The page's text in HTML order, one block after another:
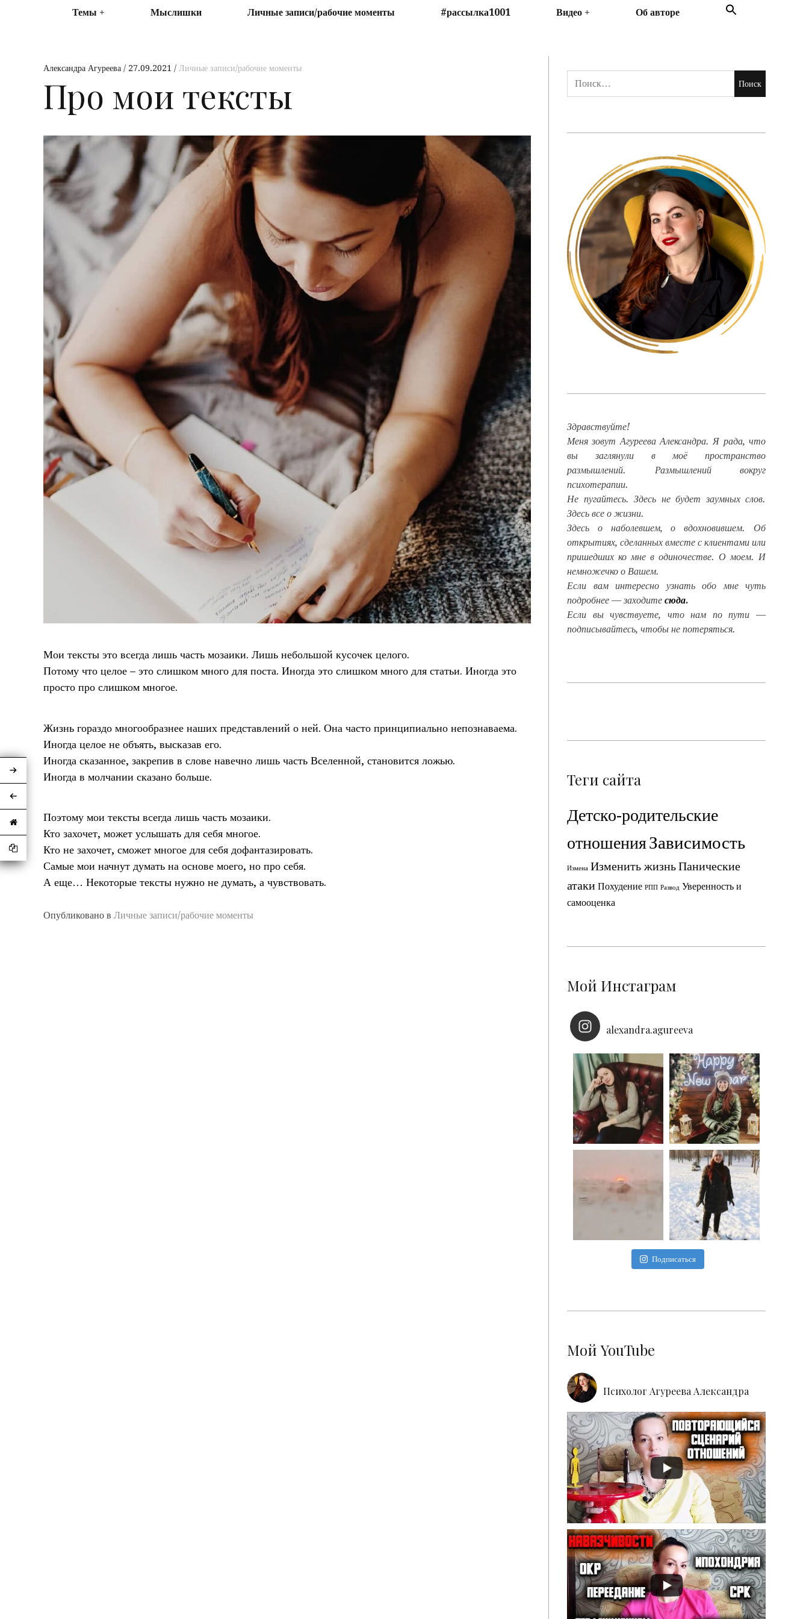
Темы Мыслишки Личные записи/рабочие моменты #рассылка1001 Видео Об авторе
Александра Агуреева 27.09.2021 Личные записи/рабочие моменты
Про мои тексты
Мои тексты это всегда лишь часть мозаики. Лишь небольшой кусочек целого.
Потому что целое – это слишком много для поста. Иногда это слишком много для статьи. Иногда это
просто про слишком многое.
Жизнь гораздо многообразнее наших представлений о ней. Она часто принципиально непознаваема.
Иногда целое не объять, высказав его.
Иногда сказанное, закрепив в слове навечно лишь часть Вселенной, становится ложью.
Иногда в молчании сказано больше.
Поэтому мои тексты всегда лишь часть мозаики.
Кто захочет, может услышать для себя многое.
Кто не захочет, сможет многое для себя дофантазировать.
Самые мои начнут думать на основе моего, но про себя.
А еще… Некоторые тексты нужно не думать, а чувствовать.
Опубликовано в Личные записи/рабочие моменты
Здравствуйте!
Меня зовут Агуреева Александра. Я рада, что
вы заглянули в моё пространство
размышлений. Размышлений вокруг
психотерапии.
Не пугайтесь. Здесь не будет заумных слов.
Здесь все о жизни.
Здесь о наболевшем, о вдохновившем. Об
открытиях, сделанных вместе с клиентами или
пришедших ко мне в одиночестве. О моем. И
немножечко о Вашем.
Если вам интересно узнать обо мне чуть
подробнее — заходите сюда.
Если вы чувствуете, что нам по пути —
подписывайтесь, чтобы не потеряться.
Теги сайта
Детско-родительские
отношенияЗависимость
Измена Изменить жизньПанические
атаки Похудение РПП Развод Уверенность и
самооценка
Мой Инстаграм
alexandra.agureeva
Подписаться
Мой YouTube
Психолог Агуреева Александра